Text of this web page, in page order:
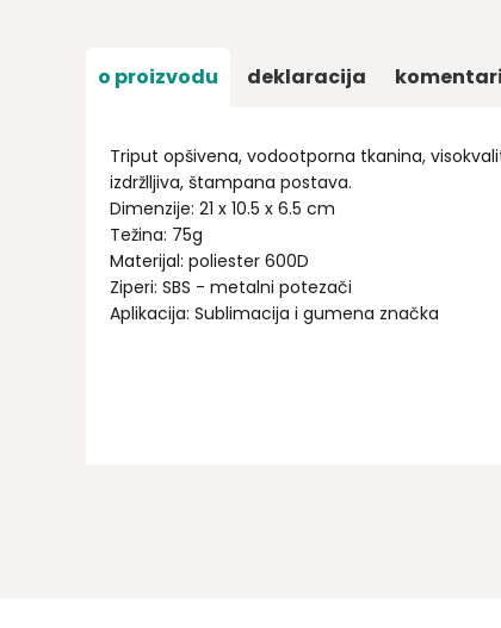
o proizvodu deklaracija komentari
Triput opšivena, vodootporna tkanina,
izdržlljiva, štampana postava.
Dimenzije: 21 x 10.5 x 6.5 cm
Težina: 75g
Materijal: poliester 600D
Ziperi: SBS - metalni potezači
Aplikacija: Sublimacija i gumena značka